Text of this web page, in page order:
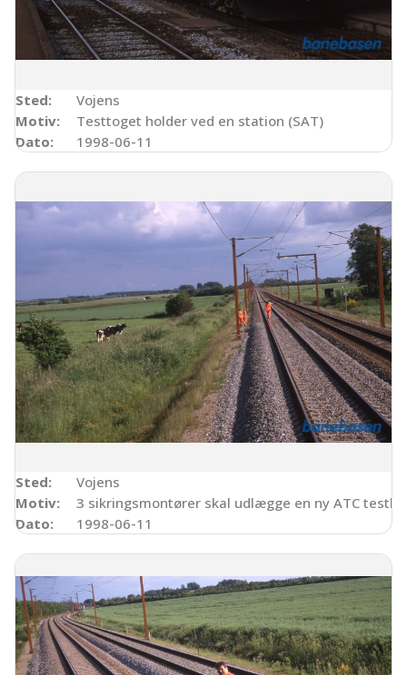
Sted:
Vojens
Motiv:
Testtoget holder ved en station (SAT)
Dato:
1998-06-11
Sted:
Vojens
Motiv:
3 sikringsmontører skal udlægge en ny ATC
Dato:
1998-06-11